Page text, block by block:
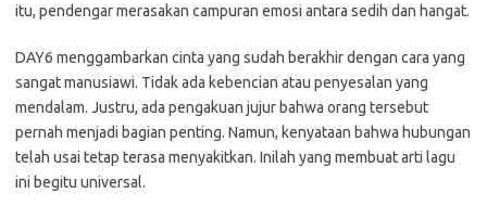
itu, pendengar merasakan campuran emosi antara sedih dan hangat.
DAY6 menggambarkan cinta yang sudah berakhir dengan cara yang
sangat manusiawi. Tidak ada kebencian atau penyesalan yang
mendalam. Justru, ada pengakuan jujur bahwa orang tersebut
pernah menjadi bagian penting. Namun, kenyataan bahwa hubungan
telah usai tetap terasa menyakitkan. Inilah yang membuat arti lagu
ini begitu universal.